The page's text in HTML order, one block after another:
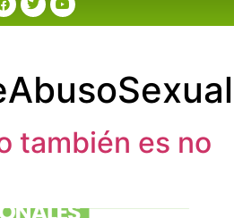
también es no